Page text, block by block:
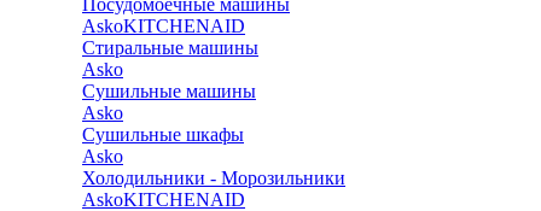
AskoKITCHENAID
Стиральные машины
Asko
Сушильные машины
Asko
Сушильные шкафы
Asko
Холодильники - Морозильники
AskoKITCHENAID